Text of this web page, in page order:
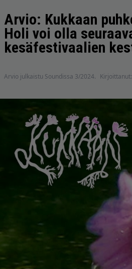
Arvio: Kukkaan
Holi voi olla
kesäfestivaalien
Arvio julkaistu Soundissa 3/2024.